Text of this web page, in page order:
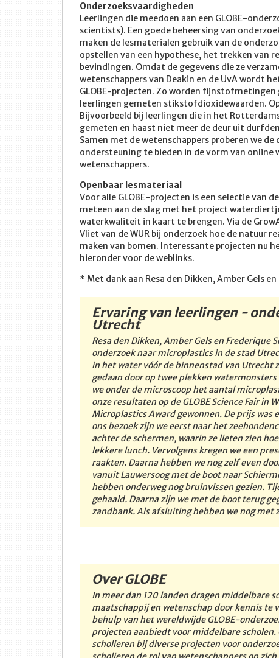
Onderzoeksvaardigheden
Leerlingen die meedoen aan een GLOBE-
scientists). Een goede beheersing van
maken de lesmaterialen gebruik van de
opstellen van een hypothese, het trekken van
bevindingen. Omdat de gegevens die ze
wetenschappers van Deakin en de UvA wordt
GLOBE-projecten. Zo worden
leerlingen gemeten stikstofdioxidewaarden.
Bijvoorbeeld bij leerlingen die in het
gemeten en haast niet meer de deur uit
Samen met de wetenschappers proberen we
ondersteuning te bieden in de vorm van online
wetenschappers.
Openbaar lesmateriaal
Voor alle GLOBE-projecten is een selectie van
meteen aan de slag met het project
waterkwaliteit in kaart te brengen. Via de
Vliet van de WUR bij onderzoek hoe de natuur
maken van bomen. Interessante projecten nu
hieronder voor de weblinks.
* Met dank aan Resa den Dikken, Amber Gels
Ervaring van leerlingen -
Utrecht
Resa den Dikken, Amber Gels en Frederique
onderzoek naar microplastics in de stad
in het water vóór de binnenstad van Utrecht
gedaan door op twee plekken
we onder de microscoop het aantal
onze resultaten op de GLOBE Science Fair
Microplastics Award gewonnen. De prijs was
ons bezoek zijn we eerst naar het
achter de schermen, waarin ze lieten zien
lekkere lunch. Vervolgens kregen we een
raakten. Daarna hebben we nog zelf even
vanuit Lauwersoog met de boot naar
hebben onderweg nog bruinvissen gezien.
gehaald. Daarna zijn we met de boot terug
zandbank. Als afsluiting hebben we nog met
Over GLOBE
In meer dan 120 landen dragen middelbare
maatschappij en wetenschap door kennis te
behulp van het wereldwijde GLOBE-
projecten aanbiedt voor middelbare
scholieren bij diverse projecten voor